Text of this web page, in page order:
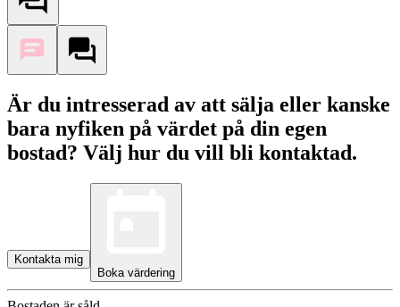
Är du intresserad av att sälja eller kanske
bara nyfiken på värdet på din egen
bostad? Välj hur du vill bli kontaktad.
Kontakta mig
Boka värdering